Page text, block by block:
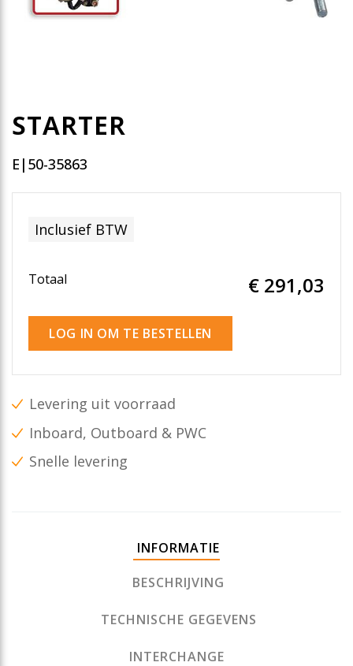
STARTER
E|50-35863
Inclusief BTW
Totaal € 291,03
LOG IN OM TE BESTELLEN
Levering uit voorraad
Inboard, Outboard & PWC
Snelle levering
INFORMATIE
BESCHRIJVING
TECHNISCHE GEGEVENS
INTERCHANGE